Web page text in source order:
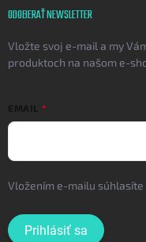
ODOBERAŤ NEWSLETTER
Vložte svoj e-mail a my
produktoch na našom e-
EMAIL
Vložením e-mailu súhlasíte
Prihlásiť sa